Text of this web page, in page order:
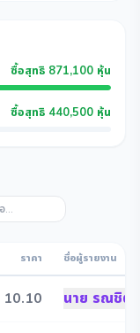
ซื้อสุทธิ 871,100 หุ้น
ซื้อสุทธิ 440,500 หุ้น
ราคา ชื่อผู้รายงาน
10.10 นาย รณชิต